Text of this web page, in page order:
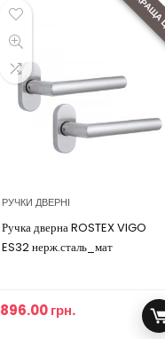
РУЧКИ ДВЕРНІ
Ручка дверна ROSTEX VIGO
ES32 нерж.сталь_мат
896.00грн.